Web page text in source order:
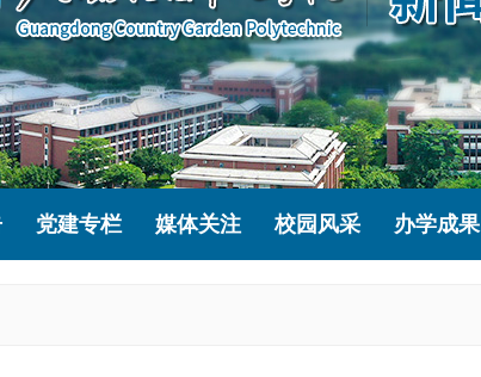
党建专栏 媒体关注 校园风采 办学成果